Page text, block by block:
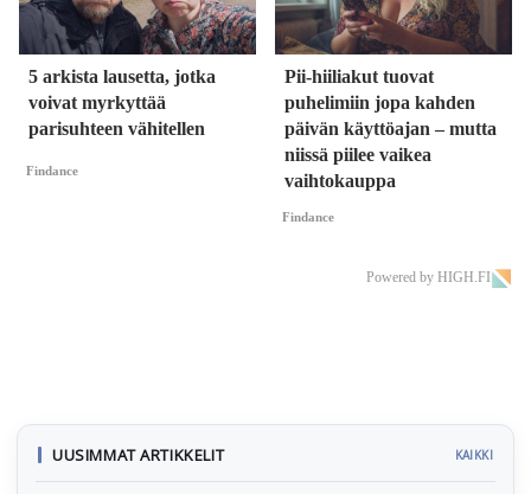
5 arkista lausetta, jotka
voivat myrkyttää
parisuhteen vähitellen
Findance
Pii-hiiliakut tuovat
puhelimiin jopa kahden
päivän käyttöajan – mutta
niissä piilee vaikea
vaihtokauppa
Findance
Powered by HIGH.FI
UUSIMMAT ARTIKKELIT KAIKKI